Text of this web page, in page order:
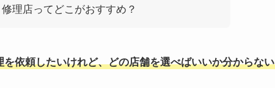
修理店ってどこがおすすめ？
依頼したいけれど、どの店舗を選べばいいか分からない